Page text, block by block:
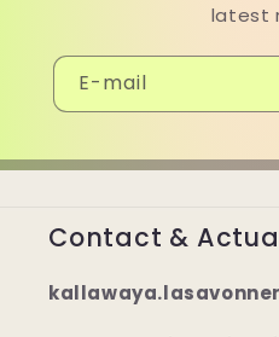
latest
E-mail
Contact &